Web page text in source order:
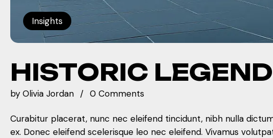
Insights
HISTORIC
by Olivia Jordan 0 Comments
Curabitur placerat, nunc nec eleifend tincidunt, nibh nulla
ex. Donec eleifend scelerisque leo nec eleifend. Vivamus